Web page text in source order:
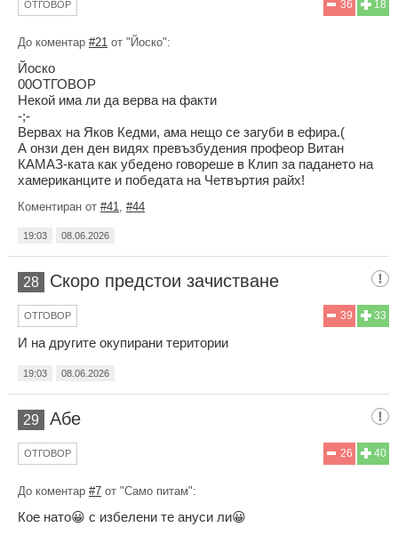
18
36
ОТГОВОР
До коментар #21 от "Йоско":
Йоско
00ОТГОВОР
Некой има ли да верва на факти
-;-
Вервах на Яков Кедми, ама нещо се загуби в ефира.(
А онзи ден ден видях превъзбудения профеор Витан
КАМАЗ-ката как убедено говореше в Клип за падането на
хамериканците и победата на Четвъртия райх!
Коментиран от #41 #44
19:03 08.06.2026
28 Скоро предстои зачистване
33
39
ОТГОВОР
И на другите окупирани територии
19:03 08.06.2026
29 Абе
40
26
ОТГОВОР
До коментар #7 от "Само питам":
Кое нато😀 с избелени те ануси ли😀